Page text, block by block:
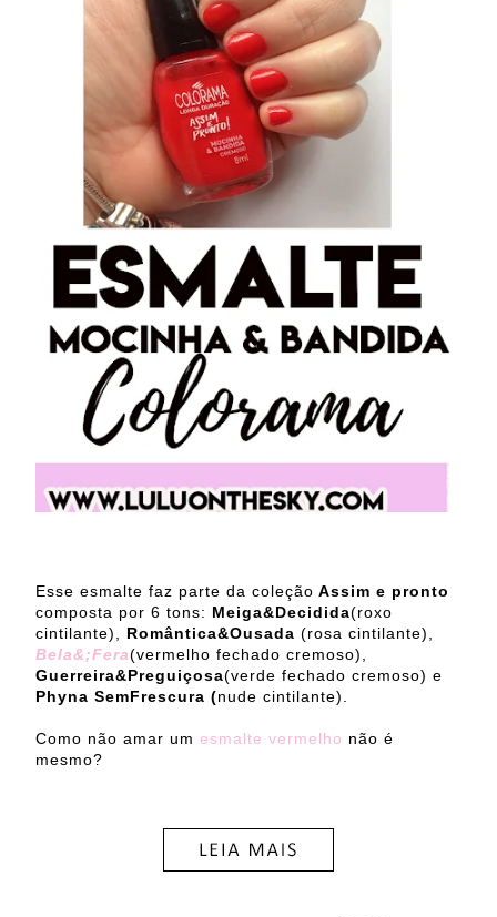
Esse esmalte faz parte da coleção Assim e pronto
composta por 6 tons: Meiga&Decidida(roxo
cintilante), Romântica&Ousada (rosa cintilante),
Bela&;Fera(vermelho fechado cremoso),
Guerreira&Preguiçosa(verde fechado cremoso) e
Phyna SemFrescura (nude cintilante).
Como não amar um esmalte vermelho não é
mesmo?